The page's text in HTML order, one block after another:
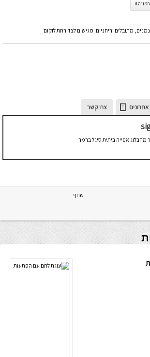
מתובלים וריחניים. מגישים לצד רחת לוקום
צרו קשר
מהבלוג אפייה ביתית סיגל ברמר
שתף